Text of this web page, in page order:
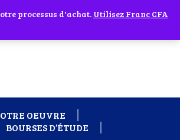
OEUVRE
BOURSES D’ÉTUDE
processus d'achat. Utilisez Franc CFA